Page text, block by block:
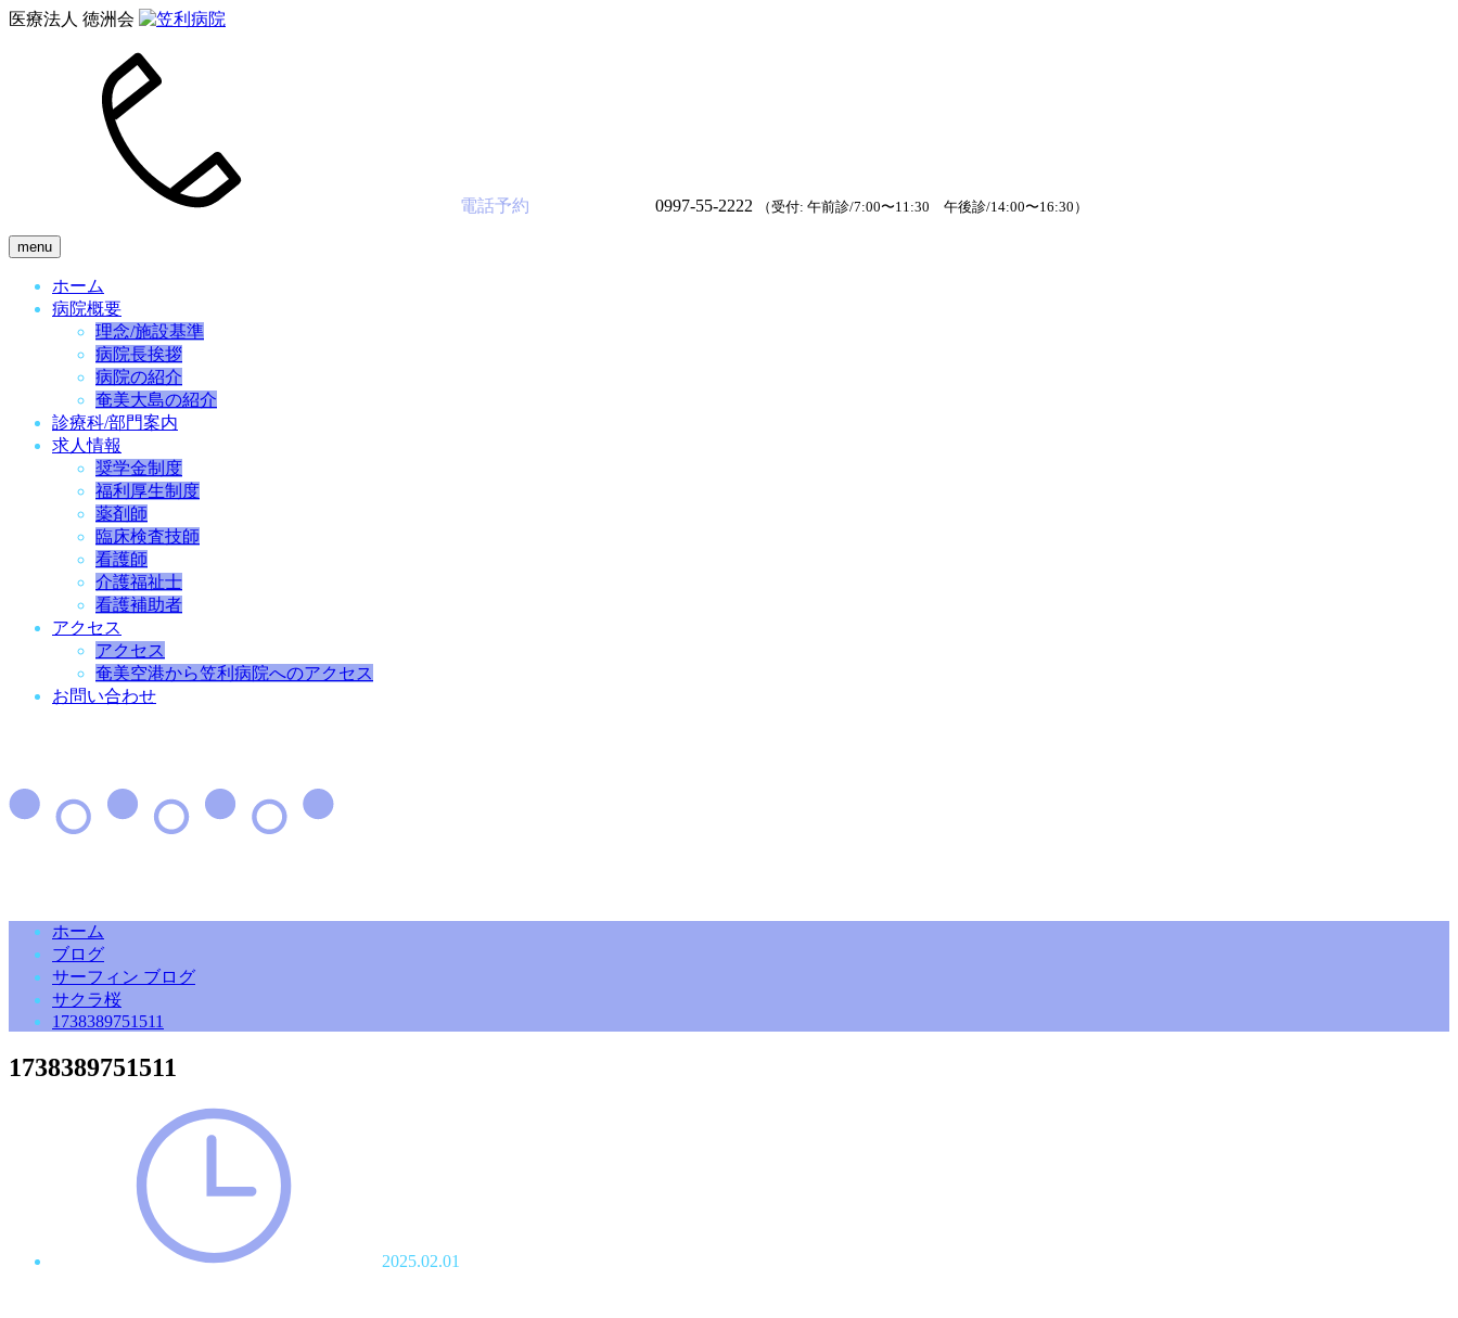
医療法人 徳洲会
電話予約 0997-55-2222 （受付: 午前診/7:00〜11:30 午後診/14:00〜16:30）
menu
ホーム
病院概要
理念/施設基準
病院長挨拶
病院の紹介
奄美大島の紹介
診療科/部門案内
求人情報
奨学金制度
福利厚生制度
薬剤師
臨床検査技師
看護師
介護福祉士
看護補助者
アクセス
アクセス
奄美空港から笠利病院へのアクセス
お問い合わせ
ホーム
ブログ
サーフィン ブログ
サクラ桜
1738389751511
1738389751511
2025.02.01